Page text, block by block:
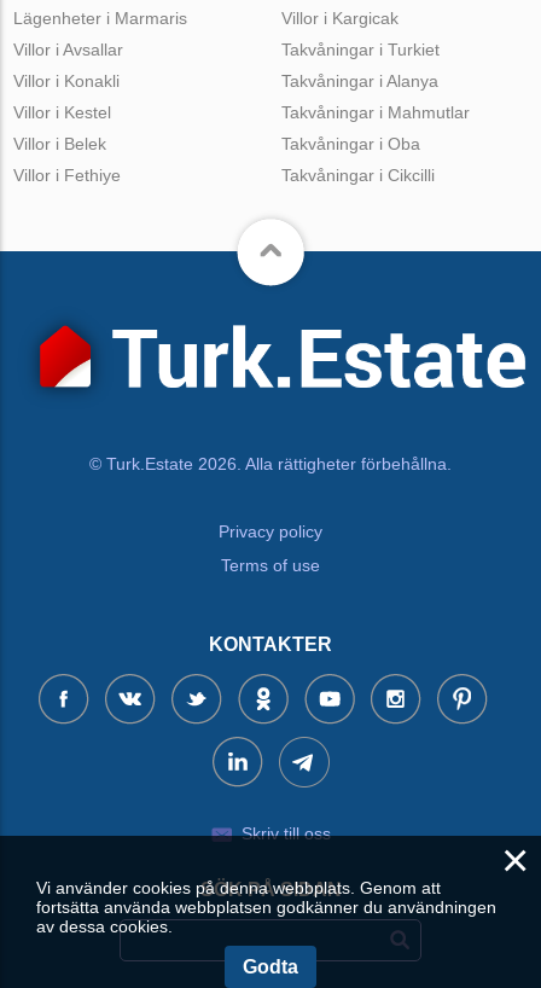
Lägenheter i Marmaris
Villor i Kargicak
Villor i Avsallar
Villor i Konakli
Villor i Kestel
Villor i Belek
Villor i Fethiye
Takvåningar i Turkiet
Takvåningar i Alanya
Takvåningar i Mahmutlar
Takvåningar i Oba
Takvåningar i Cikcilli
© Turk.Estate 2026. Alla rättigheter förbehållna.
Privacy policy
Terms of use
KONTAKTER
Skriv till oss
SÖK PÅ SIDAN
×
Vi använder cookies på denna webbplats. Genom att
fortsätta använda webbplatsen godkänner du användningen
av dessa cookies.
Godta